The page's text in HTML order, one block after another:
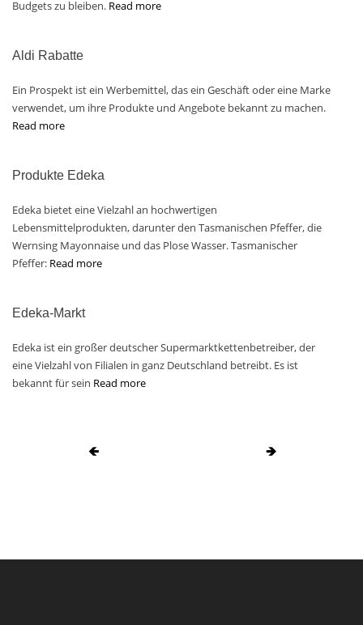
Budgets zu bleiben. Read more
Aldi Rabatte
Ein Prospekt ist ein Werbemittel, das ein Geschäft oder eine Marke
verwendet, um ihre Produkte und Angebote bekannt zu machen.
Read more
Produkte Edeka
Edeka bietet eine Vielzahl an hochwertigen
Lebensmittelprodukten, darunter den Tasmanischen Pfeffer, die
Wernsing Mayonnaise und das Plose Wasser. Tasmanischer
Pfeffer: Read more
Edeka-Markt
Edeka ist ein großer deutscher Supermarktkettenbetreiber, der
eine Vielzahl von Filialen in ganz Deutschland betreibt. Es ist
bekannt für sein Read more
🡸 🡺